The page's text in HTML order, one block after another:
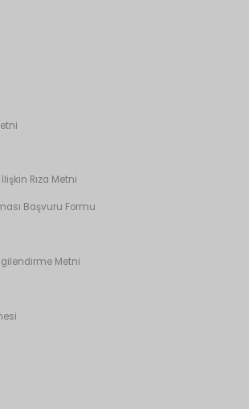
Rıza Metni
Başvuru Formu
Metni